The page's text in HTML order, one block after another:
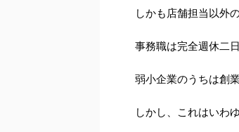
しかも店舗担当以外
事務職は完全週休二
弱小企業のうちは創
しかし、これはいわ